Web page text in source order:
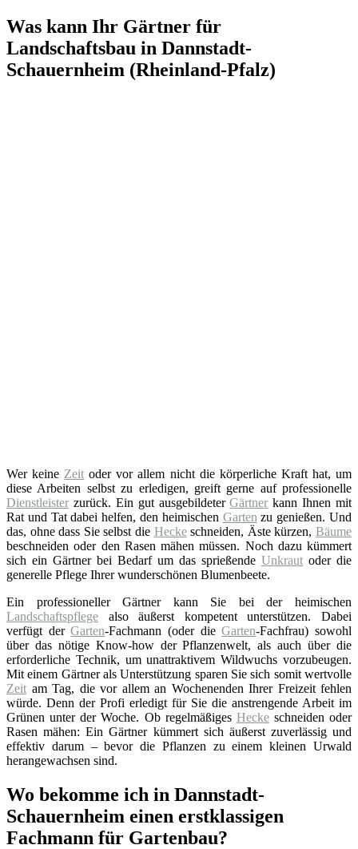
Was kann Ihr Gärtner für
Landschaftsbau in Dannstadt-
Schauernheim (Rheinland-Pfalz)
Wer keine Zeit oder vor allem nicht die körperliche Kraft hat, um
diese Arbeiten selbst zu erledigen, greift gerne auf professionelle
Dienstleister zurück. Ein gut ausgebildeterGärtner kann Ihnen mit
Rat und Tat dabei helfen, den heimischen Garten zu genießen. Und
das, ohne dass Sie selbst die Heckeschneiden, Äste kürzen,Bäume
beschneiden oder den Rasen mähen müssen. Noch dazu kümmert
sich ein Gärtner bei Bedarf um das sprießende Unkraut oder die
generelle Pflege Ihrer wunderschönen Blumenbeete.
Ein professioneller Gärtner kann Sie bei der heimischen
Landschaftspflege also äußerst kompetent unterstützen. Dabei
verfügt derGarten-Fachmann (oder dieGarten-Fachfrau) sowohl
über das nötige Know-how der Pflanzenwelt, als auch über die
erforderliche Technik, um unattraktivem Wildwuchs vorzubeugen.
Mit einem Gärtner als Unterstützung sparen Sie sich somit wertvolle
Zeit am Tag, die vor allem an Wochenenden Ihrer Freizeit fehlen
würde. Denn der Profi erledigt für Sie die anstrengende Arbeit im
Grünen unter der Woche. Ob regelmäßiges Heckeschneiden oder
Rasen mähen: Ein Gärtner kümmert sich äußerst zuverlässig und
effektiv darum – bevor die Pflanzen zu einem kleinen Urwald
herangewachsen sind.
Wo bekomme ich in Dannstadt-
Schauernheim einen erstklassigen
Fachmann für Gartenbau?